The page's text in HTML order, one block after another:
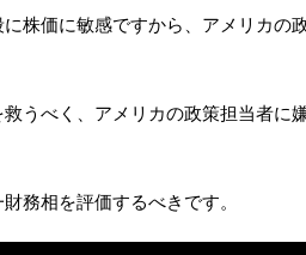
株価に敏感ですから、アメリカの
うべく、アメリカの政策担当者に
務相を評価するべきです。